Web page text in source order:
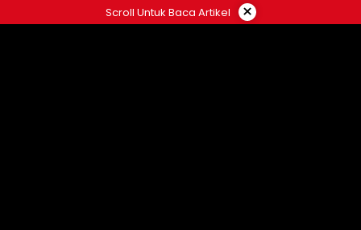
ke
Scroll Untuk Baca Artikel ×